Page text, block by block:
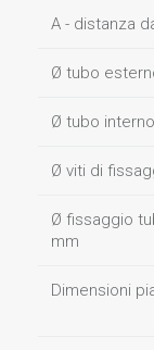
A - distanza
Ø tubo
Ø tubo
Ø viti di
Ø fissaggio
mm
Dimensioni